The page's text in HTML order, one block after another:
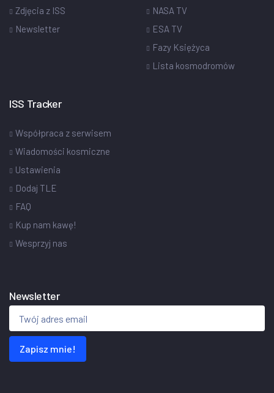
Zdjęcia z ISS
Newsletter
NASA TV
ESA TV
Fazy Księżyca
Lista kosmodromów
ISS Tracker
Współpraca z serwisem
Wiadomości kosmiczne
Ustawienia
Dodaj TLE
FAQ
Kup nam kawę!
Wesprzyj nas
Newsletter
Zapisz mnie!